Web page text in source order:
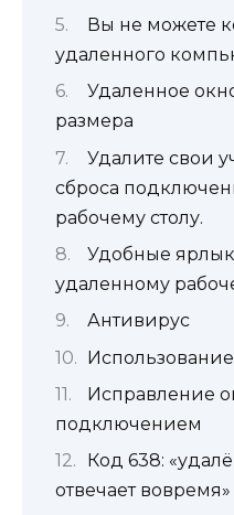
Вы не можете
удаленного
Удаленное
размера
Удалите свои
сброса
рабочему столу.
Удобные
удаленному
Антивирус
Исправление
подключением
Код 638:
отвечает вовремя»